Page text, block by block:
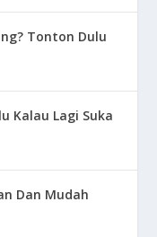
Tonton Dulu
Kalau Lagi Suka
Dan Mudah